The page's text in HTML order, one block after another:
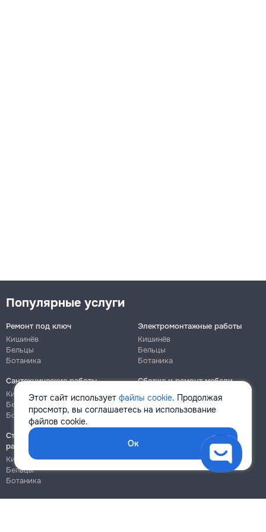
Этот сайт использует файлы cookie. Продолжая
просмотр, вы соглашаетесь на использование
файлов cookie.
Ок
Популярные услуги
Ремонт под ключ
Кишинёв
Бельцы
Ботаника
Электромонтажные работы
Кишинёв
Бельцы
Ботаника
Сантехнические работы
Кишинёв
Бельцы
Ботаника
Сборка и ремонт мебели
Кишинёв
Ботаника
Строительно-монтажные
работы
Кишинёв
Бельцы
Ботаника